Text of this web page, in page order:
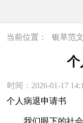
当前位置： 银草范
个
时间：2026-01-17
个人病退申请书